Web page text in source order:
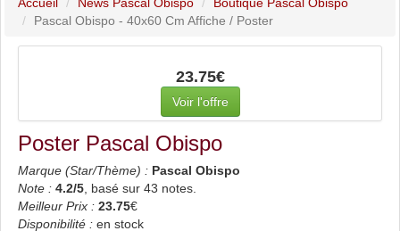
Accueil News Pascal Obispo
Boutique Pascal Obispo
Pascal Obispo - 40x60 Cm Affiche / Poster
23.75€
Voir l'offre
Poster Pascal Obispo
Marque (Star/Thème) : Pascal Obispo
Note : 4.2/5, basé sur 43 notes.
Meilleur Prix : 23.75€
Disponibilité : en stock